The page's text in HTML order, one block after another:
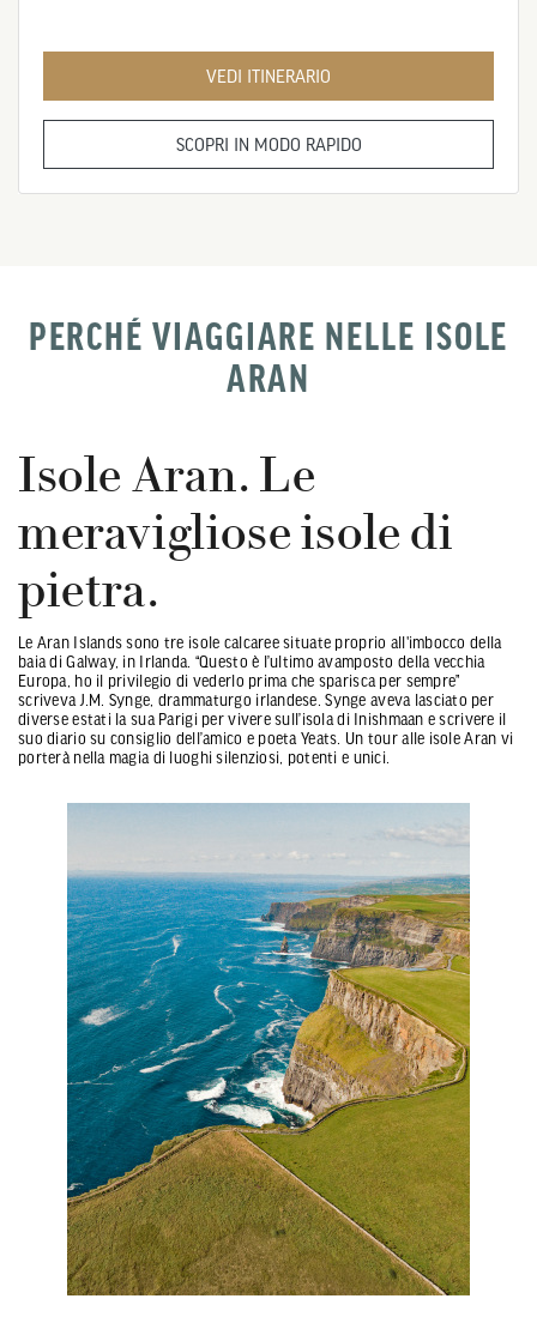
VEDI ITINERARIO
SCOPRI IN MODO RAPIDO
PERCHÉ VIAGGIARE NELLE ISOLE
ARAN
Isole Aran. Le
meravigliose isole di
pietra.
Le Aran Islands sono tre isole calcaree situate proprio all'imbocco della
baia di Galway, in Irlanda. “Questo è l’ultimo avamposto della vecchia
Europa, ho il privilegio di vederlo prima che sparisca per sempre”
scriveva J.M. Synge, drammaturgo irlandese. Synge aveva lasciato per
diverse estati la sua Parigi per vivere sull’isola di Inishmaan e scrivere il
suo diario su consiglio dell’amico e poeta Yeats. Un tour alle isole Aran vi
porterà nella magia di luoghi silenziosi, potenti e unici.